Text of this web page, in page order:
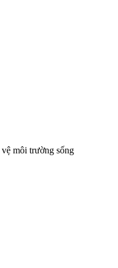
môi trường sống